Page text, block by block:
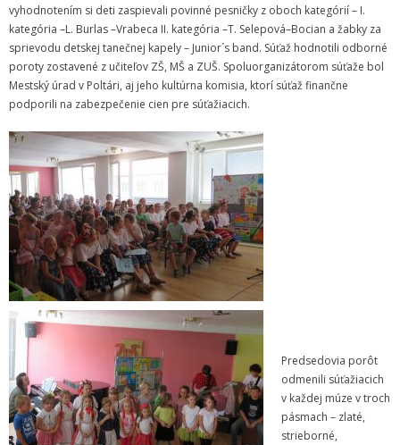
- Povinné zverejňovanie informácií
- - Organizačná štruktúra ZUŠ Poltár
- - Zriaďovacia listina ZUŠ Poltár
- - Dodatok č.1, č.2 k ZL ZUŠ Poltár
- - Pedagogická rada
- Verejné obstarávanie
- - Plán verejného obstarávania
- - Súhrnná správa za rok 2021
- Dokumenty minedu a statpedu
- Prijímacie konanie
- Aktuality
vyhodnotením si deti zaspievali povinné pesničky z oboch kategórií – I.
kategória –L. Burlas –Vrabeca II. kategória –T. Selepová–Bocian a žabky za
sprievodu detskej tanečnej kapely – Junior´s band. Súťaž hodnotili odborné
poroty zostavené z učiteľov ZŠ, MŠ a ZUŠ. Spoluorganizátorom súťaže bol
Mestský úrad v Poltári, aj jeho kultúrna komisia, ktorí súťaž finančne
podporili na zabezpečenie cien pre súťažiacich.
Predsedovia porôt
odmenili súťažiacich
v každej múze v troch
pásmach – zlaté,
strieborné,